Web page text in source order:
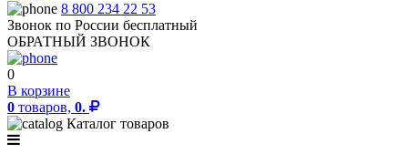
8 800 234 22 53
Звонок по России бесплатный
ОБРАТНЫЙ ЗВОНОК
0
В корзине
0 товаров, 0.
Каталог товаров